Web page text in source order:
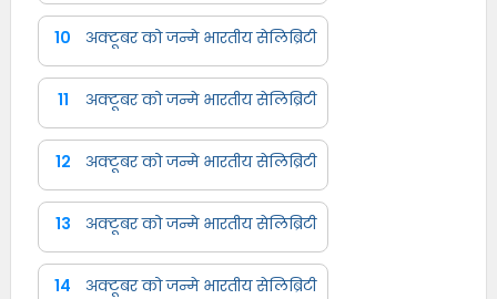
10 अक्टूबर को जन्मे भारतीय सेलिब्रिटी
11 अक्टूबर को जन्मे भारतीय सेलिब्रिटी
12 अक्टूबर को जन्मे भारतीय सेलिब्रिटी
13 अक्टूबर को जन्मे भारतीय सेलिब्रिटी
14 अक्टूबर को जन्मे भारतीय सेलिब्रिटी